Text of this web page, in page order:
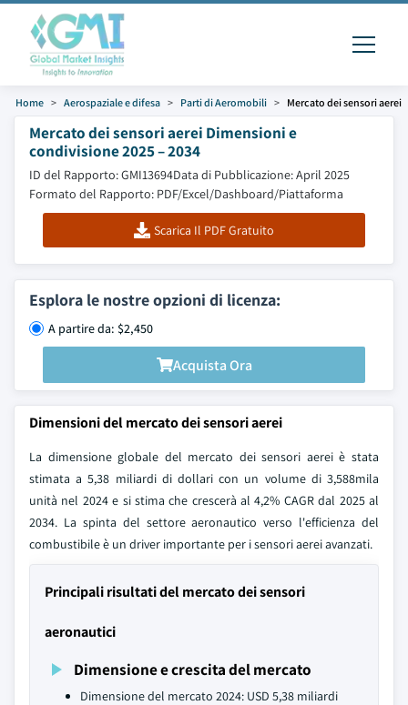
Home Aerospaziale e difesa Parti di Aeromobili Mercato dei sensori aerei
Mercato dei sensori aerei Dimensioni e
condivisione 2025 – 2034
ID del Rapporto: GMI13694Data di Pubblicazione: April 2025
Formato del Rapporto: PDF/Excel/Dashboard/Piattaforma
Scarica Il PDF Gratuito
Esplora le nostre opzioni di licenza:
A partire da: $2,450
Acquista Ora
Dimensioni del mercato dei sensori aerei
La dimensione globale del mercato dei sensori aerei è stata
stimata a 5,38 miliardi di dollari con un volume di 3,588mila
unità nel 2024 e si stima che crescerà al 4,2% CAGR dal 2025 al
2034. La spinta del settore aeronautico verso l'efficienza del
combustibile è un driver importante per i sensori aerei avanzati.
Principali risultati del mercato dei sensori
aeronautici
Dimensione e crescita del mercato
Dimensione del mercato 2024: USD 5,38 miliardi